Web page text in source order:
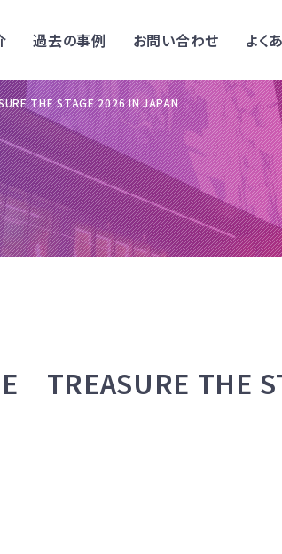
過去の事例 お問い合わせ よく
THE STAGE 2026 IN JAPAN
TREASURE THE